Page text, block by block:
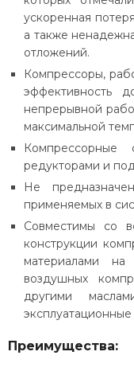
ускоренная
а также
отложений.
Компрессоры,
эффективность
непрерывной
максимальной
редукторами и
Не
применяемых в
Совместимы со
конструкции
материалами
воздушных
другими
эксплуатационные
Преимущества: